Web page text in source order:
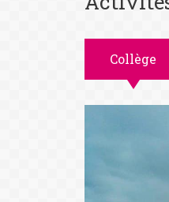
Collège